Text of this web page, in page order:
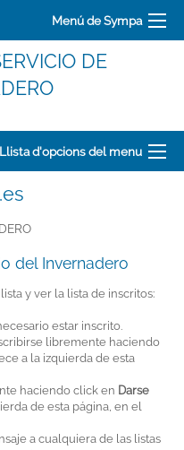
Menú de Sympa
DE
Llista d'opcions del menu
del Invernadero
y ver la lista de inscritos:
estar inscrito.
libremente haciendo
a la izquierda de esta
haciendo click en Darse
de esta página, en el
a cualquiera de las listas